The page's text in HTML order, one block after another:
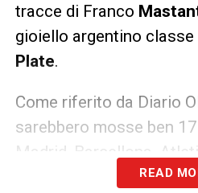
tracce di Franco
gioiello argentino
Plate.
Come riferito da Diario
sarebbero mosse ben
Madrid, Barcellona,
Manchester United,READ